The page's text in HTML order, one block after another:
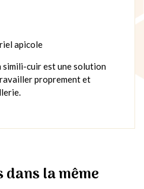
apicole
simili-cuir est une solution
proprement et
la même